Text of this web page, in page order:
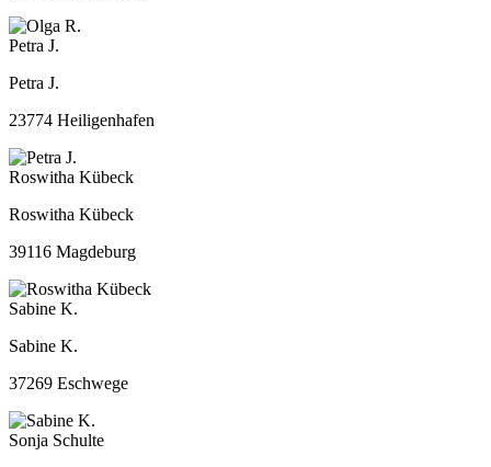
Petra J.
Petra J.
23774 Heiligenhafen
Roswitha Kübeck
Roswitha Kübeck
39116 Magdeburg
Sabine K.
Sabine K.
37269 Eschwege
Sonja Schulte